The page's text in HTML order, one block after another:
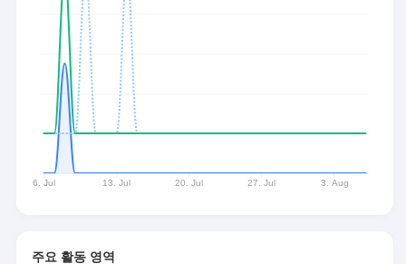
주요 활동 영역